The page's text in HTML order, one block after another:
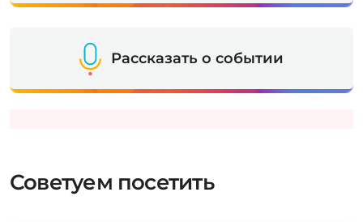
Рассказать о событии
Советуем посетить